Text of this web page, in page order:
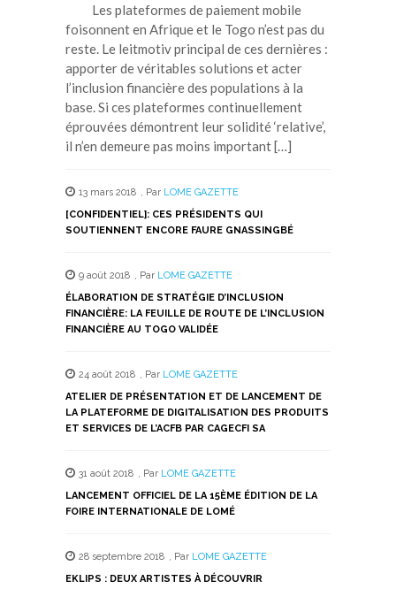
Les plateformes de paiement mobile
foisonnent en Afrique et le Togo n’est pas du
reste. Le leitmotiv principal de ces dernières :
apporter de véritables solutions et acter
l’inclusion financière des populations à la
base. Si ces plateformes continuellement
éprouvées démontrent leur solidité ‘relative’,
il n’en demeure pas moins important […]
13 mars 2018 , Par LOME GAZETTE
[CONFIDENTIEL]: CES PRÉSIDENTS QUI
SOUTIENNENT ENCORE FAURE GNASSINGBÉ
9 août 2018 , Par LOME GAZETTE
ÉLABORATION DE STRATÉGIE D’INCLUSION
FINANCIÈRE: LA FEUILLE DE ROUTE DE L’INCLUSION
FINANCIÈRE AU TOGO VALIDÉE
24 août 2018 , Par LOME GAZETTE
ATELIER DE PRÉSENTATION ET DE LANCEMENT DE
LA PLATEFORME DE DIGITALISATION DES PRODUITS
ET SERVICES DE L’ACFB PAR CAGECFI SA
31 août 2018 , Par LOME GAZETTE
LANCEMENT OFFICIEL DE LA 15ÈME ÉDITION DE LA
FOIRE INTERNATIONALE DE LOMÉ
28 septembre 2018 , Par LOME GAZETTE
EKLIPS : DEUX ARTISTES À DÉCOUVRIR